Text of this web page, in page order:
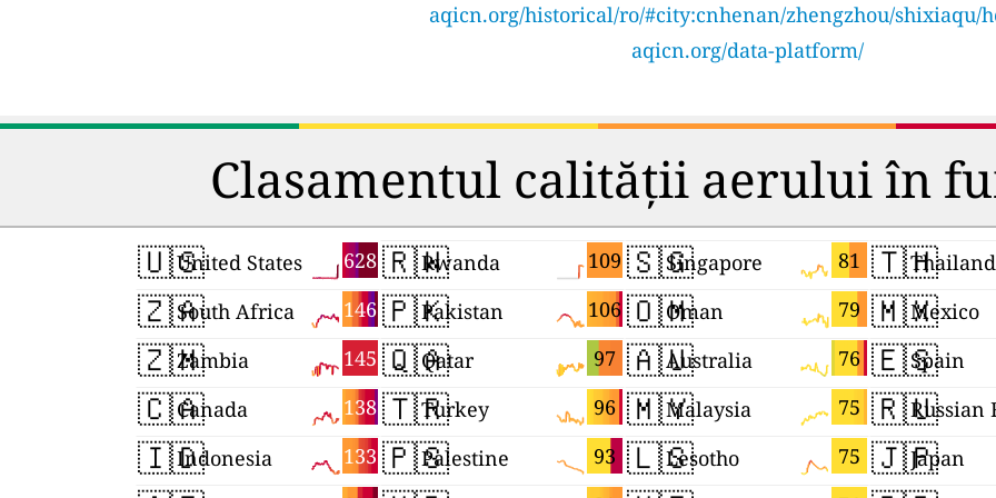
aqicn.org/historical/ro/#city:cnhenan/zhengzhou/shixiaqu/
aqicn.org/data-platform/
Clasamentul calității aerului în
🇺🇸 628
United States
🇿🇦 146
South Africa
🇿🇲 145
Zambia
🇨🇦 138
Canada
🇮🇩 133
Indonesia
🇷🇼 109
Rwanda
🇵🇰 106
Pakistan
🇶🇦 97
Qatar
🇹🇷 96
Turkey
🇵🇸 93
Palestine
🇸🇬 81
Singapore
🇴🇲 79
Oman
🇦🇺 76
Australia
🇲🇾 75
Malaysia
🇱🇸 75
Lesotho
🇹🇭Thailand
🇲🇽Mexico
🇪🇸Spain
🇷🇺
🇯🇵Japan